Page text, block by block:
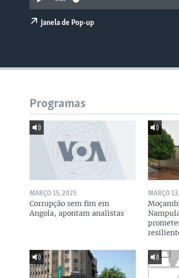
Janela de Pop-up
Programas
MARÇO 15, 2025
Corrupção sem fim em
Angola, apontam analistas
MARÇO